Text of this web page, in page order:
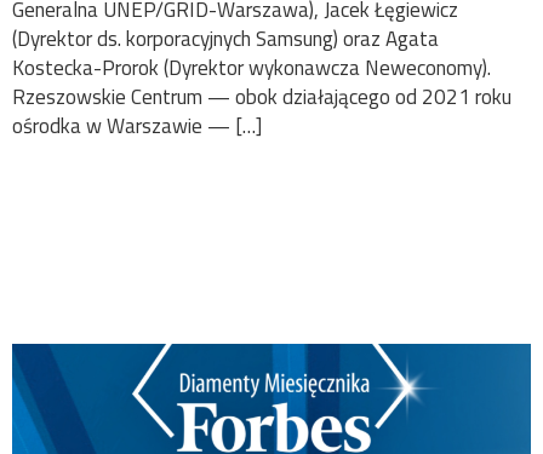
Generalna UNEP/GRID-Warszawa), Jacek Łęgiewicz
(Dyrektor ds. korporacyjnych Samsung) oraz Agata
Kostecka-Prorok (Dyrektor wykonawcza Neweconomy).
Rzeszowskie Centrum — obok działającego od 2021 roku
ośrodka w Warszawie — […]